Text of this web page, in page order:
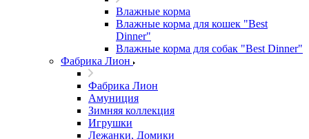
Влажные корма
Влажные корма для кошек "Best
Dinner"
Влажные корма для собак "Best Dinner"
Фабрика Лион
Фабрика Лион
Амуниция
Зимняя коллекция
Игрушки
Лежанки, Домики